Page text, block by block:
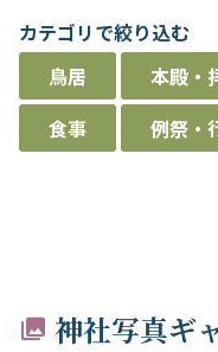
カテゴリで絞り込む
鳥居
本殿・
食事
例祭・
神社写真ギ